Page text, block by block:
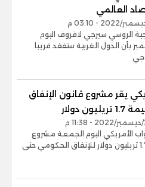
العالمي
الروسي سيرجي لافروف اليوم
26 ديسمبر بأن الدول الغربية ستفقد قريبا
يقر مشروع قانون الإنفاق
دولار
الأمريكي اليوم الجمعة مشروع
قانون بقيمة 1.7 تريليون دولار للإنفاق الحكومي حتى